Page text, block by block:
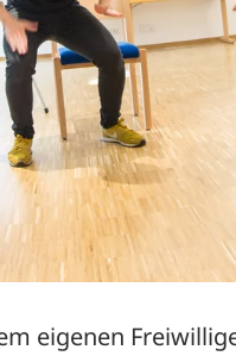
eigenen